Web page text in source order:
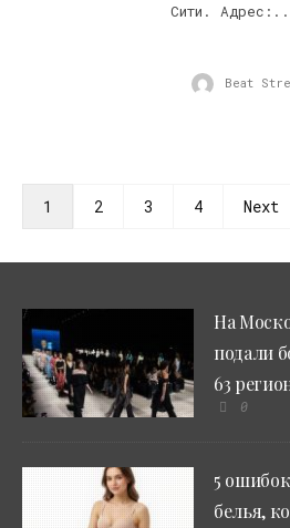
Сити.
Beat
1 2 3 4 Next
На
подали
63
0
5
белья,